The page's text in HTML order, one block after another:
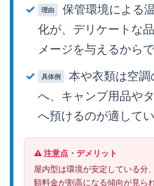
理由
保管環境による
化が、デリケートな
メージを与えるからで
具体例
本や衣類は空
へ、キャンプ用品や
へ預けるのが適してい
⚠️ 注意点・デメリット
屋内型は環境が安定している分
額料金が割高になる傾向が見ら